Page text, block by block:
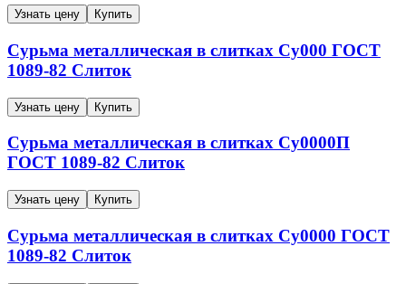
Узнать цену Купить
Сурьма металлическая в слитках Су000 ГОСТ
1089-82 Слиток
Узнать цену Купить
Сурьма металлическая в слитках Су0000П
ГОСТ 1089-82 Слиток
Узнать цену Купить
Сурьма металлическая в слитках Су0000 ГОСТ
1089-82 Слиток